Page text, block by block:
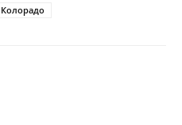
Колорадо